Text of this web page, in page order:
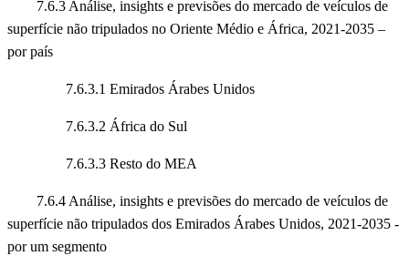
7.6.3 Análise, insights e previsões do mercado de veículos de
superfície não tripulados no Oriente Médio e África, 2021-2035 –
por país
7.6.3.1 Emirados Árabes Unidos
7.6.3.2 África do Sul
7.6.3.3 Resto do MEA
7.6.4 Análise, insights e previsões do mercado de veículos de
superfície não tripulados dos Emirados Árabes Unidos, 2021-2035 -
por um segmento